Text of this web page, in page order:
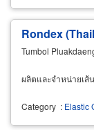
Rondex
Tumbol
ผลิตและจำหน่ายเส้
Category : Elastic